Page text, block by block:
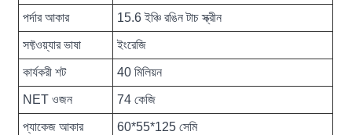
পর্দার আকার 15.6 ইঞ্চি রঙিন টাচ স্ক্রীন
সফ্টওয়্যার ভাষা ইংরেজি
কার্যকরী শট 40 মিলিয়ন
NET ওজন 74 কেজি
প্যাকেজ আকার 60*55*125 সেমি